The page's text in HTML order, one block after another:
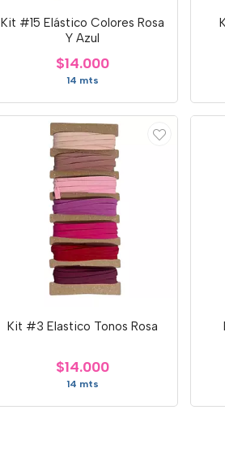
Kit #15 Elástico Colores Rosa
Y Azul
$14.000
14 mts
Kit #3 Elastico Tonos Rosa
$14.000
14 mts